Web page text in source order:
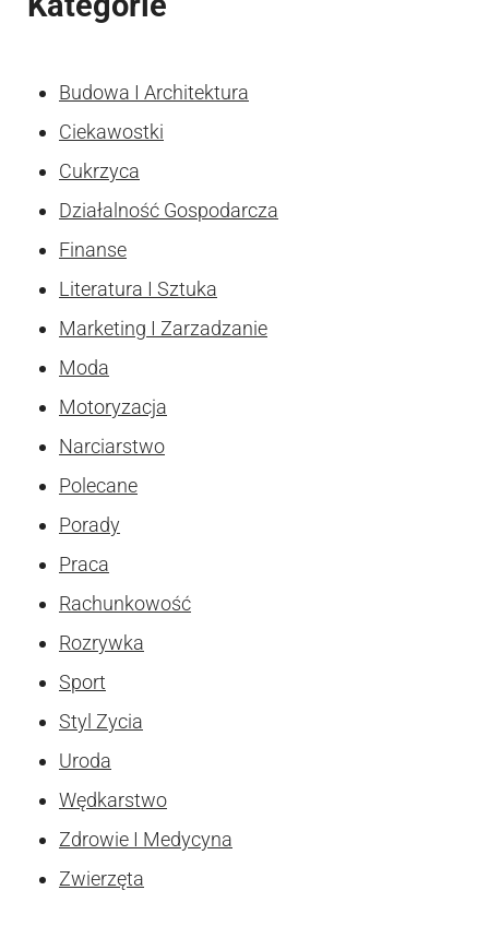
Budowa I Architektura
Ciekawostki
Cukrzyca
Działalność Gospodarcza
Finanse
Literatura I Sztuka
Marketing I Zarzadzanie
Moda
Motoryzacja
Narciarstwo
Polecane
Porady
Praca
Rachunkowość
Rozrywka
Sport
Styl Zycia
Uroda
Wędkarstwo
Zdrowie I Medycyna
Zwierzęta